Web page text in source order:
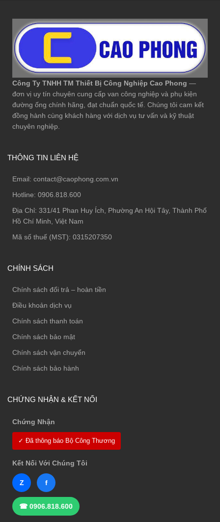
Công Ty TNHH TM Thiết Bị Công Nghiệp Cao Phong —
đơn vị uy tín chuyên cung cấp van công nghiệp và phụ kiện
đường ống chính hãng, đạt chuẩn quốc tế. Chúng tôi cam kết
đồng hành cùng khách hàng với dịch vụ tư vấn và kỹ thuật
chuyên nghiệp.
THÔNG TIN LIÊN HỆ
Email: contact@caophong.com.vn
Hotline: 0906.818.600
Địa Chỉ: 331/41 Phan Huy Ích, Phường An Hội Tây, Thành Phố
Hồ Chí Minh, Việt Nam
Mã số thuế (MST): 0315207350
CHÍNH SÁCH
Chính sách đổi trả – hoàn tiền
Điều khoản dịch vụ
Chính sách thanh toán
Chính sách bảo mật
Chính sách vận chuyển
Chính sách bảo hành
CHỨNG NHẬN & KẾT NỐI
Chứng Nhận
✓ Đã thông báo Bộ Công Thương
Kết Nối Với Chúng Tôi
Z f
☎ 0906.818.600